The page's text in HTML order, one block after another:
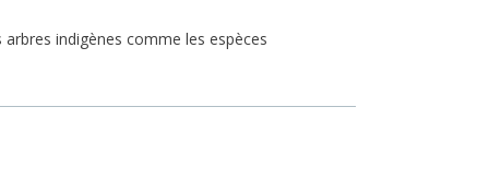
indigènes comme les espèces